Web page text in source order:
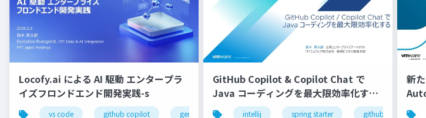
Locofy.ai による AI 駆動 エンタープラ
イズフロンドエンド開発実践-s
vs code github copilot gemini locofy.ai figma enterprise ui/ux
GitHub Copilot & Copilot Chat で
Java コーディングを最大限効率化する-
配布用intellij spring starter github
新